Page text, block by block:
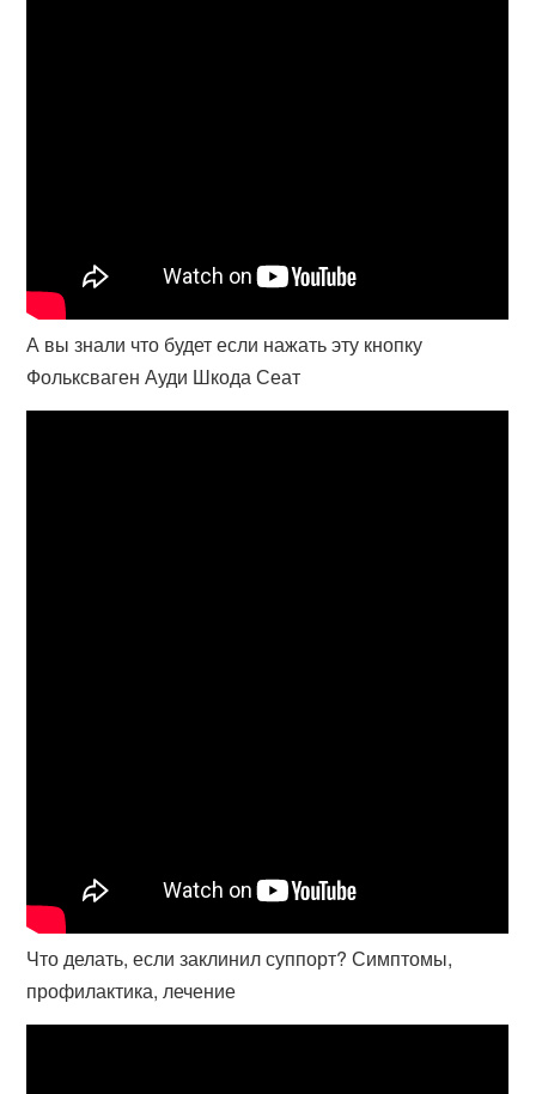
А вы знали что будет если нажать эту кнопку
Фольксваген Ауди Шкода Сеат
Что делать, если заклинил суппорт? Симптомы,
профилактика, лечение